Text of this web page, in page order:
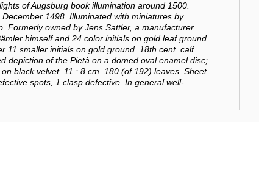
of Augsburg book illumination around 1500.
1498. Illuminated with miniatures by
Formerly owned by Jens Sattler, a manufacturer
himself and 24 color initials on gold leaf ground
11 smaller initials on gold ground. 18th cent. calf
depiction of the Pietà on a domed oval enamel disc;
black velvet. 11 : 8 cm. 180 (of 192) leaves. Sheet
spots, 1 clasp defective. In general well-